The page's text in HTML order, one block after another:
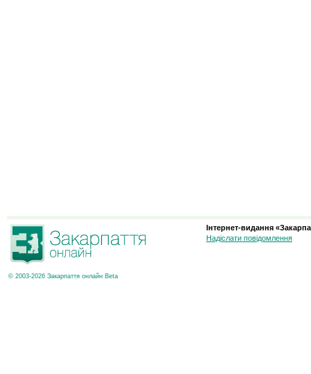
© 2003-2026 Закарпаття онлайн Beta
Інтернет-видання
Надіслати повідомлення